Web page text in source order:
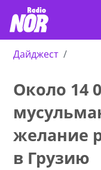
Дайджест
Около 14
желание
в Грузию